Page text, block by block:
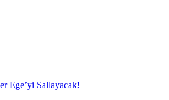
Ege’yi Sallayacak!